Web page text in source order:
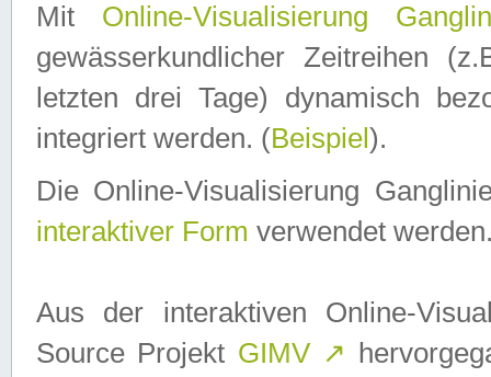
Mit Online-Visualisierung
gewässerkundlicher Zeitreihen
letzten drei Tage) dynamisch
integriert werden. (Beispiel ).
Die Online-Visualisierung
interaktiver Form verwendet
Aus der interaktiven Online-
Source Projekt GIMV ↗